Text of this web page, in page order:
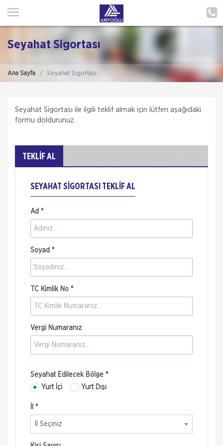
ANA SAYFA
POLIÇE HATIRLAT
TEKLİF AL
Seyahat Sigortası
Ana Sayfa Seyahat Sigortası
Seyahat Sigortası ile ilgili teklif almak için lütfen aşağıdaki
formu doldurunuz.
TEKLİF AL
SEYAHAT SIGORTASI TEKLIF AL
Ad *
Soyad *
TC Kimlik No *
Vergi Numaranız
Seyahat Edilecek Bölge *
Yurt İçi
Yurt Dışı
İl *
İl Seçiniz